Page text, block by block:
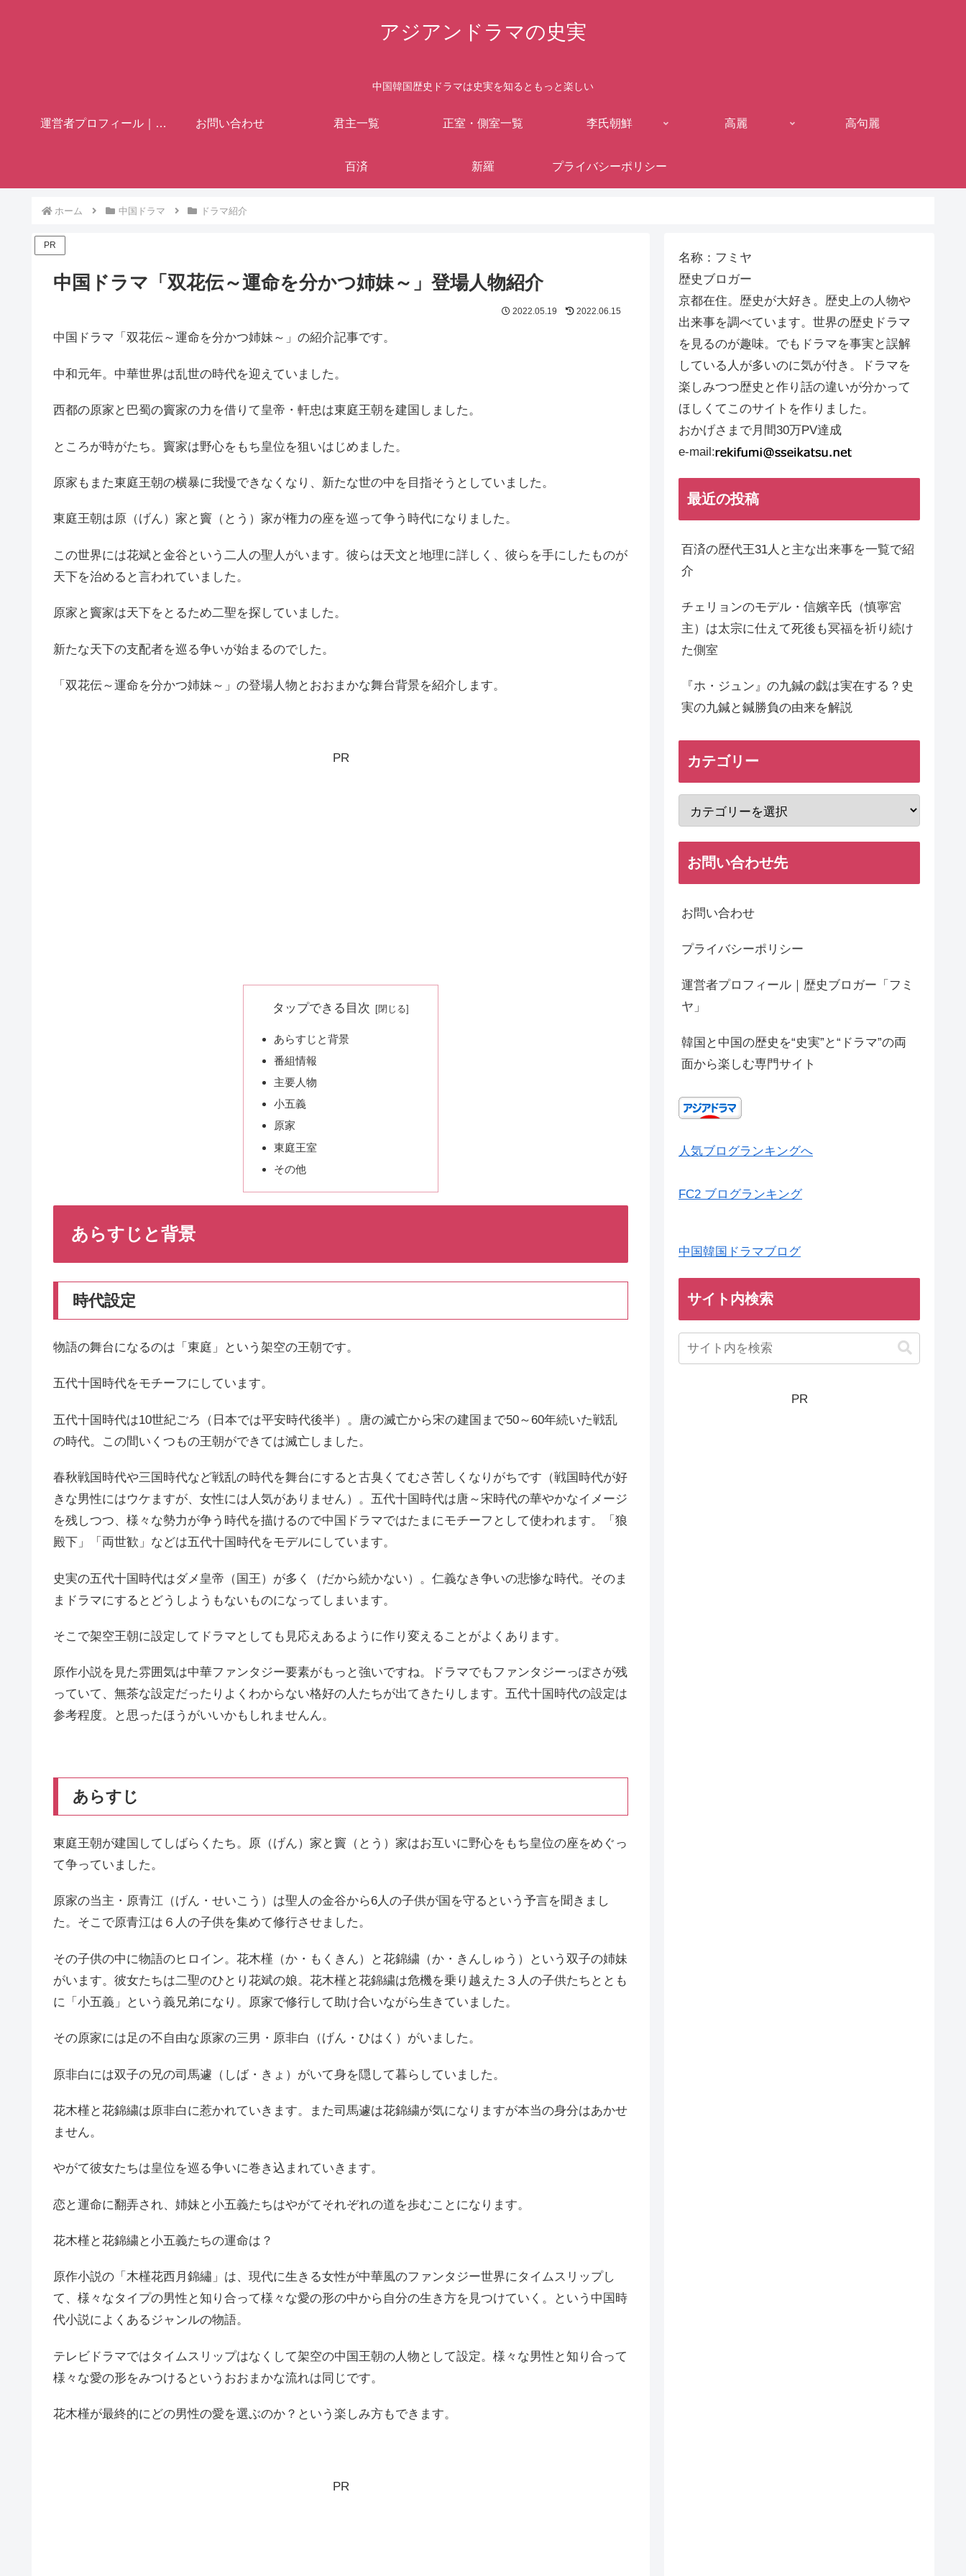
アジアンドラマの史実
中国韓国歴史ドラマは史実を知るともっと楽しい
運営者プロフィール｜歴史ブロガー「フミヤ」 お問い合わせ 君主一覧 正室・側室一覧 李氏朝鮮 高麗 高句麗
百済 新羅 プライバシーポリシー
ホーム 中国ドラマ ドラマ紹介
PR
中国ドラマ「双花伝～運命を分かつ姉妹～」登場人物紹介
2022.05.19 2022.06.15
中国ドラマ「双花伝～運命を分かつ姉妹～」の紹介記事です。
中和元年。中華世界は乱世の時代を迎えていました。
西都の原家と巴蜀の竇家の力を借りて皇帝・軒忠は東庭王朝を建国しました。
ところが時がたち。竇家は野心をもち皇位を狙いはじめました。
原家もまた東庭王朝の横暴に我慢できなくなり、新たな世の中を目指そうとしていました。
東庭王朝は原（げん）家と竇（とう）家が権力の座を巡って争う時代になりました。
この世界には花斌と金谷という二人の聖人がいます。彼らは天文と地理に詳しく、彼らを手にしたものが
天下を治めると言われていました。
原家と竇家は天下をとるため二聖を探していました。
新たな天下の支配者を巡る争いが始まるのでした。
「双花伝～運命を分かつ姉妹～」の登場人物とおおまかな舞台背景を紹介します。
PR
タップできる目次
あらすじと背景
番組情報
主要人物
小五義
原家
東庭王室
その他
あらすじと背景
時代設定
物語の舞台になるのは「東庭」という架空の王朝です。
五代十国時代をモチーフにしています。
五代十国時代は10世紀ごろ（日本では平安時代後半）。唐の滅亡から宋の建国まで50～60年続いた戦乱
の時代。この間いくつもの王朝ができては滅亡しました。
春秋戦国時代や三国時代など戦乱の時代を舞台にすると古臭くてむさ苦しくなりがちです（戦国時代が好
きな男性にはウケますが、女性には人気がありません）。五代十国時代は唐～宋時代の華やかなイメージ
を残しつつ、様々な勢力が争う時代を描けるので中国ドラマではたまにモチーフとして使われます。「狼
殿下」「両世歓」などは五代十国時代をモデルにしています。
史実の五代十国時代はダメ皇帝（国王）が多く（だから続かない）。仁義なき争いの悲惨な時代。そのま
まドラマにするとどうしようもないものになってしまいます。
そこで架空王朝に設定してドラマとしても見応えあるように作り変えることがよくあります。
原作小説を見た雰囲気は中華ファンタジー要素がもっと強いですね。ドラマでもファンタジーっぽさが残
っていて、無茶な設定だったりよくわからない格好の人たちが出てきたりします。五代十国時代の設定は
参考程度。と思ったほうがいいかもしれませんん。
あらすじ
東庭王朝が建国してしばらくたち。原（げん）家と竇（とう）家はお互いに野心をもち皇位の座をめぐっ
て争っていました。
原家の当主・原青江（げん・せいこう）は聖人の金谷から6人の子供が国を守るという予言を聞きまし
た。そこで原青江は６人の子供を集めて修行させました。
その子供の中に物語のヒロイン。花木槿（か・もくきん）と花錦繍（か・きんしゅう）という双子の姉妹
がいます。彼女たちは二聖のひとり花斌の娘。花木槿と花錦繍は危機を乗り越えた３人の子供たちととも
に「小五義」という義兄弟になり。原家で修行して助け合いながら生きていました。
その原家には足の不自由な原家の三男・原非白（げん・ひはく）がいました。
原非白には双子の兄の司馬遽（しば・きょ）がいて身を隠して暮らしていました。
花木槿と花錦繍は原非白に惹かれていきます。また司馬遽は花錦繍が気になりますが本当の身分はあかせ
ません。
やがて彼女たちは皇位を巡る争いに巻き込まれていきます。
恋と運命に翻弄され、姉妹と小五義たちはやがてそれぞれの道を歩むことになります。
花木槿と花錦繍と小五義たちの運命は？
原作小説の「木槿花西月錦繡」は、現代に生きる女性が中華風のファンタジー世界にタイムスリップし
て、様々なタイプの男性と知り合って様々な愛の形の中から自分の生き方を見つけていく。という中国時
代小説によくあるジャンルの物語。
テレビドラマではタイムスリップはなくして架空の中国王朝の人物として設定。様々な男性と知り合って
様々な愛の形をみつけるというおおまかな流れは同じです。
花木槿が最終的にどの男性の愛を選ぶのか？という楽しみ方もできます。
PR
名称：フミヤ
歴史ブロガー
京都在住。歴史が大好き。歴史上の人物や
出来事を調べています。世界の歴史ドラマ
を見るのが趣味。でもドラマを事実と誤解
している人が多いのに気が付き。ドラマを
楽しみつつ歴史と作り話の違いが分かって
ほしくてこのサイトを作りました。
おかげさまで月間30万PV達成
e-mail:
最近の投稿
百済の歴代王31人と主な出来事を一覧で紹
介
チェリョンのモデル・信嬪辛氏（慎寧宮
主）は太宗に仕えて死後も冥福を祈り続け
た側室
『ホ・ジュン』の九鍼の戯は実在する？史
実の九鍼と鍼勝負の由来を解説
カテゴリー
お問い合わせ先
お問い合わせ
プライバシーポリシー
運営者プロフィール｜歴史ブロガー「フミ
ヤ」
韓国と中国の歴史を“史実”と“ドラマ”の両
面から楽しむ専門サイト
人気ブログランキングへ
FC2 ブログランキング
中国韓国ドラマブログ
サイト内検索
PR